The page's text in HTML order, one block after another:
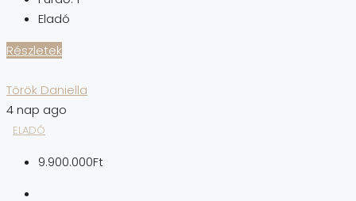
Eladó
Részletek
Török Daniella
4 nap ago
ELADÓ
9.900.000Ft